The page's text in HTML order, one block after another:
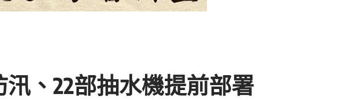
、22部抽水機提前部署